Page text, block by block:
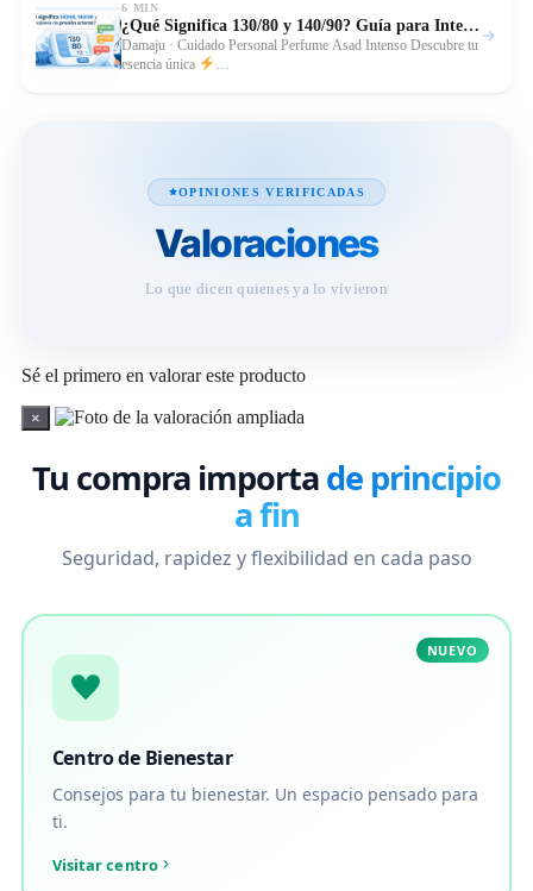
6 MIN
¿Qué Significa 130/80 y 140/90? Guía para Interpretar tu Presión
Damaju · Cuidado Personal Perfume Asad Intenso Descubre tu
esencia única
…
OPINIONES VERIFICADAS
Valoraciones
Lo que dicen quienes ya lo vivieron
Sé el primero en valorar este producto
×
Tu compra importade principio
a fin
Seguridad, rapidez y flexibilidad en cada paso
NUEVO
Centro de Bienestar
Consejos para tu bienestar. Un espacio pensado para
ti.
Visitar centro